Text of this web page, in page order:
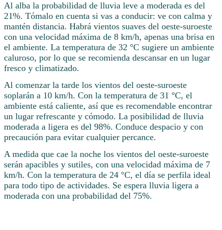
Al alba la probabilidad de lluvia leve a moderada es del
21%. Tómalo en cuenta si vas a conducir: ve con calma y
mantén distancia. Habrá vientos suaves del oeste-suroeste
con una velocidad máxima de 8 km/h, apenas una brisa en
el ambiente. La temperatura de 32 °C sugiere un ambiente
caluroso, por lo que se recomienda descansar en un lugar
fresco y climatizado.
Al comenzar la tarde los vientos del oeste-suroeste
soplarán a 10 km/h. Con la temperatura de 31 °C, el
ambiente está caliente, así que es recomendable encontrar
un lugar refrescante y cómodo. La posibilidad de lluvia
moderada a ligera es del 98%. Conduce despacio y con
precaución para evitar cualquier percance.
A medida que cae la noche los vientos del oeste-suroeste
serán apacibles y sutiles, con una velocidad máxima de 7
km/h. Con la temperatura de 24 °C, el día se perfila ideal
para todo tipo de actividades. Se espera lluvia ligera a
moderada con una probabilidad del 75%.